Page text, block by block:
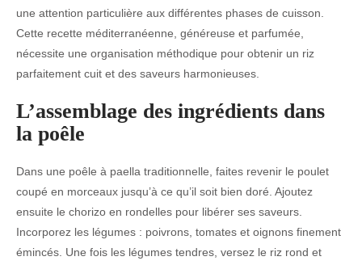
une attention particulière aux différentes phases de cuisson.
Cette recette méditerranéenne, généreuse et parfumée,
nécessite une organisation méthodique pour obtenir un riz
parfaitement cuit et des saveurs harmonieuses.
L’assemblage des ingrédients dans
la poêle
Dans une poêle à paella traditionnelle, faites revenir le poulet
coupé en morceaux jusqu’à ce qu’il soit bien doré. Ajoutez
ensuite le chorizo en rondelles pour libérer ses saveurs.
Incorporez les légumes : poivrons, tomates et oignons finement
émincés. Une fois les légumes tendres, versez le riz rond et